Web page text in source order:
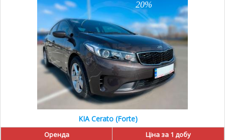
20%
KIA Cerato (Forte)
Оренда
Ціна за 1 добу